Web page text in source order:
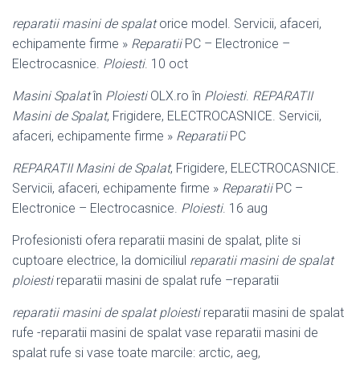
reparatii masini de spalatorice model. Servicii, afaceri,
echipamente firme » ReparatiiPC – Electronice –
Electrocasnice. Ploiesti. 10 oct
Masini Spalatîn PloiestiOLX.ro în Ploiesti. REPARATII
Masini de Spalat, Frigidere, ELECTROCASNICE. Servicii,
afaceri, echipamente firme » ReparatiiPC
REPARATII Masini de Spalat, Frigidere, ELECTROCASNICE.
Servicii, afaceri, echipamente firme » ReparatiiPC –
Electronice – Electrocasnice. Ploiesti. 16 aug
Profesionisti ofera reparatii masini de spalat, plite si
cuptoare electrice, la domiciliul reparatii masini de spalat
ploiestireparatii masini de spalat rufe –reparatii
reparatii masini de spalat ploiestireparatii masini de spalat
rufe -reparatii masini de spalat vase reparatii masini de
spalat rufe si vase toate marcile: arctic, aeg,